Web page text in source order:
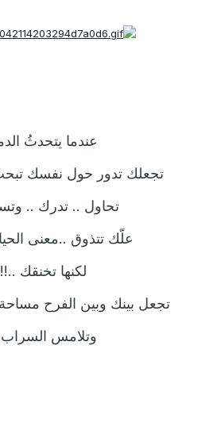
عندما يتحدثُ
تجعلك تدور حول نفسك
تحاول .. تدرك ..
علّك تتذوق ..معنى
لكنها تخنقك ..!!
تجعل بينك وبين الفرح
وتلامس السراب